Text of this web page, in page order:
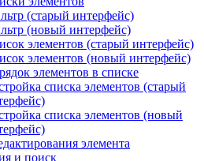
(старый интерфейс)
(новый интерфейс)
элементов (старый интерфейс)
элементов (новый интерфейс)
элементов в списке
списка элементов (старый
списка элементов (новый
элемента
и поиск